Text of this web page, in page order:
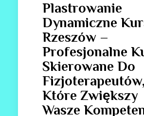
Plastrowanie
Dynamiczne
Rzeszów –
Profesjonalne
Skierowane Do
Fizjoterapeutów,
Które Zwiększy
Wasze